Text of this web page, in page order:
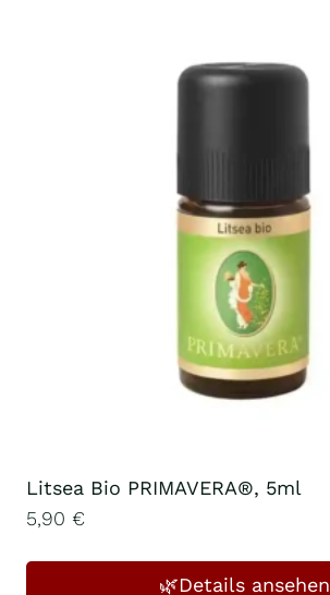
Litsea Bio PRIMAVERA®, 5ml
5,90 €
🌿Details ansehen